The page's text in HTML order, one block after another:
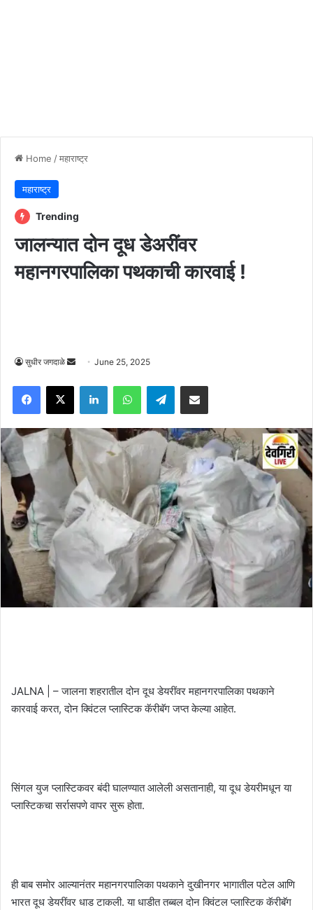
Home /महाराष्ट्र
महाराष्ट्र
Trending
जालन्यात दोन दूध डेअरींवर
महानगरपालिका पथकाची कारवाई !
सुधीर जगदाळे
Send
email
June 25, 2025
Facebook
X LinkedInWhatsAppTelegramShare via Email
JALNA | – जालना शहरातील दोन दूध डेयरींवर महानगरपालिका पथकाने
कारवाई करत, दोन क्विंटल प्लास्टिक कॅरीबॅग जप्त केल्या आहेत.
सिंगल युज प्लास्टिकवर बंदी घालण्यात आलेली असतानाही, या दूध डेयरीमधून या
प्लास्टिकचा सर्रासपणे वापर सुरू होता.
ही बाब समोर आल्यानंतर महानगरपालिका पथकाने दुखीनगर भागातील पटेल आणि
भारत दूध डेयरींवर धाड टाकली. या धाडीत तब्बल दोन क्विंटल प्लास्टिक कॅरीबॅग